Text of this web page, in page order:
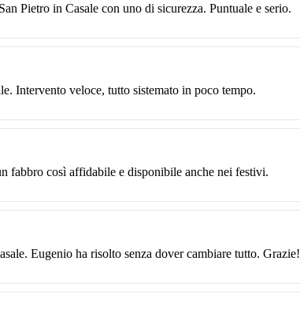
Pietro in Casale con uno di sicurezza. Puntuale e serio.
Intervento veloce, tutto sistemato in poco tempo.
fabbro così affidabile e disponibile anche nei festivi.
Eugenio ha risolto senza dover cambiare tutto. Grazie!